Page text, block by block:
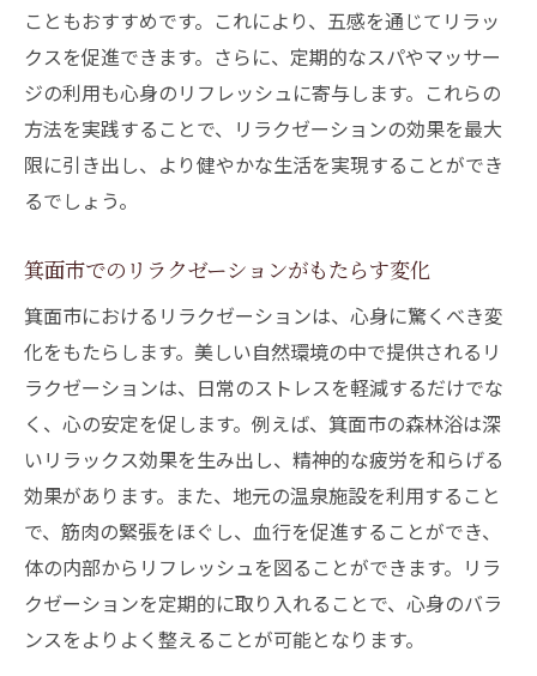
果
箕面市のプロフェッショナルによる施術の
魅力
心身に優しいリラクゼーションの秘密
リラクゼーションの未来：新たな可能性
箕面市の豊かな自然が育むリラクゼーションの
自然が与える五感への刺激
箕面市の自然とリラクゼーションの関係
自然環境がリラクゼーションに与える効果
箕面市の自然が育む心の豊かさ
自然に囲まれたリラクゼーションスポット
紹介
自然の中でリラクゼーションを楽しむため
のポイント
心と身体を解き放つリラクゼーションの方法
日常に取り入れたいリラクゼーションの小
こともおすすめです。これにより、五感を通じてリラッ
クスを促進できます。さらに、定期的なスパやマッサー
ジの利用も心身のリフレッシュに寄与します。これらの
方法を実践することで、リラクゼーションの効果を最大
限に引き出し、より健やかな生活を実現することができ
るでしょう。
箕面市でのリラクゼーションがもたらす変化
箕面市におけるリラクゼーションは、心身に驚くべき変
化をもたらします。美しい自然環境の中で提供されるリ
ラクゼーションは、日常のストレスを軽減するだけでな
く、心の安定を促します。例えば、箕面市の森林浴は深
いリラックス効果を生み出し、精神的な疲労を和らげる
効果があります。また、地元の温泉施設を利用すること
で、筋肉の緊張をほぐし、血行を促進することができ、
体の内部からリフレッシュを図ることができます。リラ
クゼーションを定期的に取り入れることで、心身のバラ
ンスをよりよく整えることが可能となります。